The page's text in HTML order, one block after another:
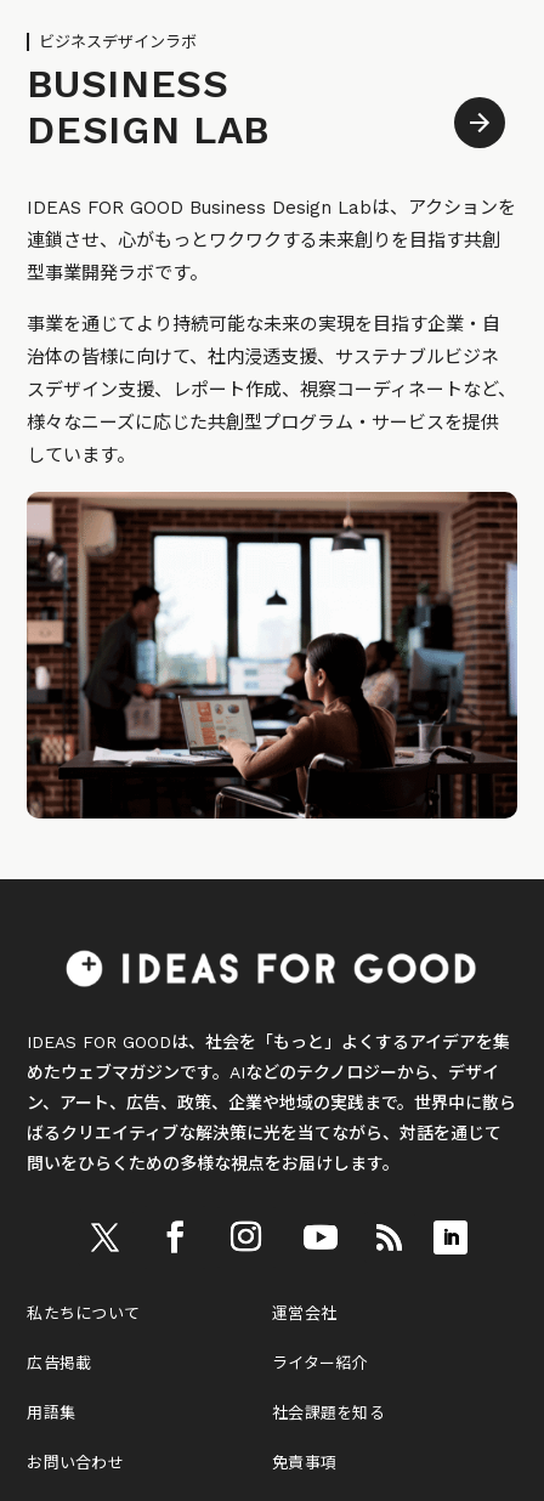
ビジネスデザインラボ
BUSINESS
DESIGN LAB
IDEAS FOR GOOD Business Design Labは、アクションを
連鎖させ、心がもっとワクワクする未来創りを目指す共創
型事業開発ラボです。
事業を通じてより持続可能な未来の実現を目指す企業・自
治体の皆様に向けて、社内浸透支援、サステナブルビジネ
スデザイン支援、レポート作成、視察コーディネートなど、
様々なニーズに応じた共創型プログラム・サービスを提供
しています。
IDEAS FOR GOODは、社会を「もっと」よくするアイデアを集
めたウェブマガジンです。AIなどのテクノロジーから、デザイ
ン、アート、広告、政策、企業や地域の実践まで。世界中に散ら
ばるクリエイティブな解決策に光を当てながら、対話を通じて
問いをひらくための多様な視点をお届けします。
私たちについて
広告掲載
用語集
お問い合わせ
運営会社
ライター紹介
社会課題を知る
免責事項